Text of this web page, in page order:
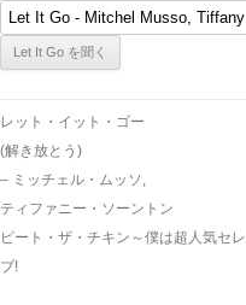
レット・イット・ゴー
(解き放とう)
– ミッチェル・ムッソ,
ティファニー・ソーントン
ピート・ザ・チキン～僕は超人気セレ
ブ!